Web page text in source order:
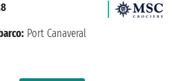
Port Canaveral